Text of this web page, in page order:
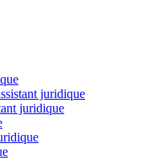
juridique
juridique